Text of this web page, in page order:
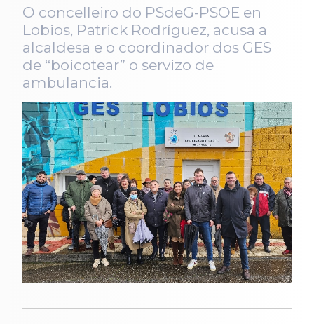
O concelleiro do PSdeG-PSOE en
Lobios, Patrick Rodríguez, acusa a
alcaldesa e o coordinador dos GES
de “boicotear” o servizo de
ambulancia.